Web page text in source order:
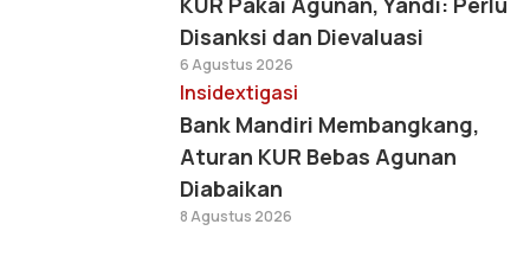
Disanksi dan Dievaluasi
6 Agustus 2026
Insidextigasi
Bank Mandiri Membangkang,
Aturan KUR Bebas Agunan
Diabaikan
8 Agustus 2026